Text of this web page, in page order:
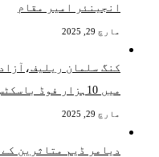
انجینئر امیر مقام
مارچ 29, 2025
کنگ سلمان
میں 10ہزار فوڈ باسکٹس کی تقسیم
مارچ 29, 2025
دیامر ڈیم متاثرین